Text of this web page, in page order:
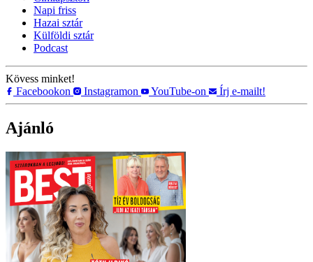
Napi friss
Hazai sztár
Külföldi sztár
Podcast
Kövess minket!
Facebookon
Instagramon YouTube-on Írj e-mailt!
Ajánló